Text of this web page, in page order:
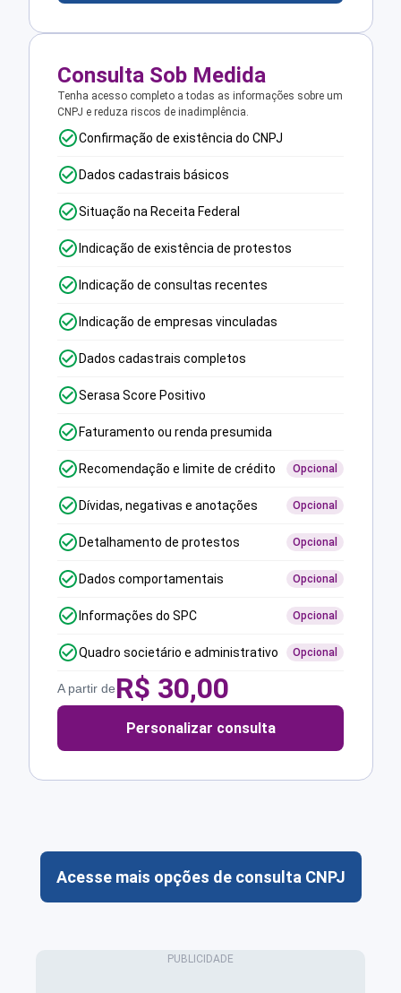
Consulta Sob Medida
Tenha acesso completo a todas as informações sobre um
CNPJ e reduza riscos de inadimplência.
Confirmação de existência do CNPJ
Dados cadastrais básicos
Situação na Receita Federal
Indicação de existência de protestos
Indicação de consultas recentes
Indicação de empresas vinculadas
Dados cadastrais completos
Serasa Score Positivo
Faturamento ou renda presumida
Recomendação e limite de crédito Opcional
Dívidas, negativas e anotações Opcional
Detalhamento de protestos Opcional
Dados comportamentais Opcional
Informações do SPC Opcional
Quadro societário e administrativo Opcional
A partir deR$ 30,00
Personalizar consulta
Acesse mais opções de consulta CNPJ